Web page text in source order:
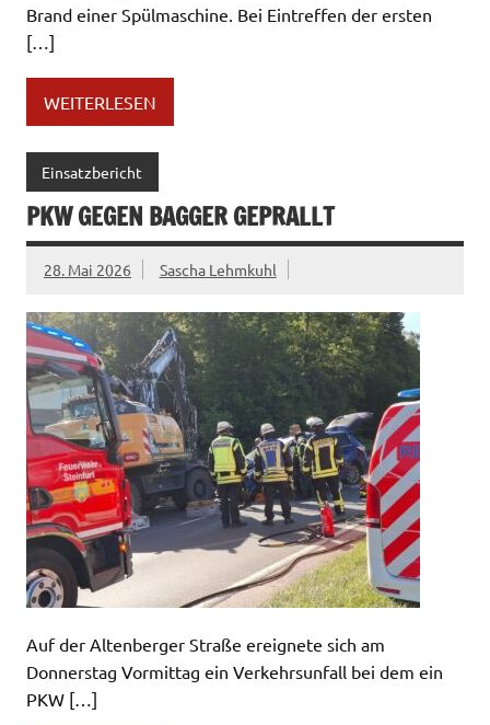
Brand einer Spülmaschine. Bei Eintreffen der ersten
[…]
WEITERLESEN
Einsatzbericht
PKW GEGEN BAGGER GEPRALLT
28. Mai 2026 Sascha Lehmkuhl
Auf der Altenberger Straße ereignete sich am
Donnerstag Vormittag ein Verkehrsunfall bei dem ein
PKW […]